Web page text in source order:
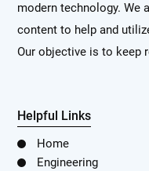
modern technology. We
content to help and
Our objective is to keep
Helpful Links
Home
Engineering